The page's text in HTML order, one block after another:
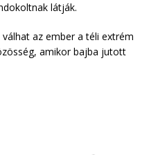
látják.
az ember a téli extrém
amikor bajba jutott